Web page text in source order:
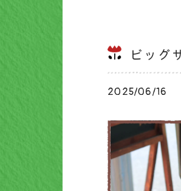
ビッグ
2025/06/16